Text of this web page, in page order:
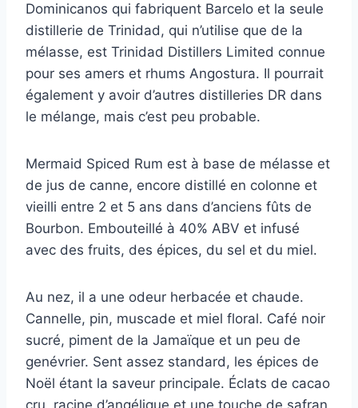
Dominicanos qui fabriquent Barcelo et la seule
distillerie de Trinidad, qui n’utilise que de la
mélasse, est Trinidad Distillers Limited connue
pour ses amers et rhums Angostura. Il pourrait
également y avoir d’autres distilleries DR dans
le mélange, mais c’est peu probable.
Mermaid Spiced Rum est à base de mélasse et
de jus de canne, encore distillé en colonne et
vieilli entre 2 et 5 ans dans d’anciens fûts de
Bourbon. Embouteillé à 40% ABV et infusé
avec des fruits, des épices, du sel et du miel.
Au nez, il a une odeur herbacée et chaude.
Cannelle, pin, muscade et miel floral. Café noir
sucré, piment de la Jamaïque et un peu de
genévrier. Sent assez standard, les épices de
Noël étant la saveur principale. Éclats de cacao